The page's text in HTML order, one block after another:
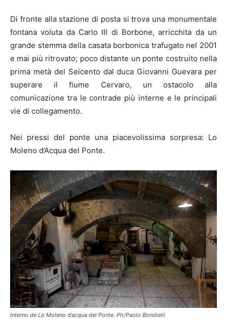
Di fronte alla stazione di posta si trova una monumentale
fontana voluta da Carlo III di Borbone, arricchita da un
grande stemma della casata borbonica trafugato nel 2001
e mai più ritrovato; poco distante un ponte costruito nella
prima metà del Seicento dal duca Giovanni Guevara per
superare il fiume Cervaro, un ostacolo alla
comunicazione tra le contrade più interne e le principali
vie di collegamento.
Nei pressi del ponte una piacevolissima sorpresa: Lo
Moleno d’Acqua del Ponte.
Interno de Lo Moleno d’acqua del Ponte. Ph/Paolo Bondielli